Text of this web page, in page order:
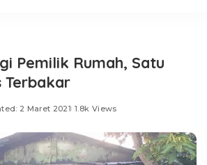
Pemilik Rumah, Satu
Terbakar
2 Maret 2021 1.8k Views